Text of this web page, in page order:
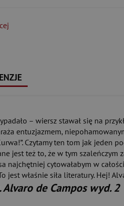
– wiersz stawał się na
entuzjazmem,
Czytamy ten tom jak
jest też to, że w tym
cytowałabym w
jest właśnie siła literatury. Hej!
Alvaro de Campos wyd. 2